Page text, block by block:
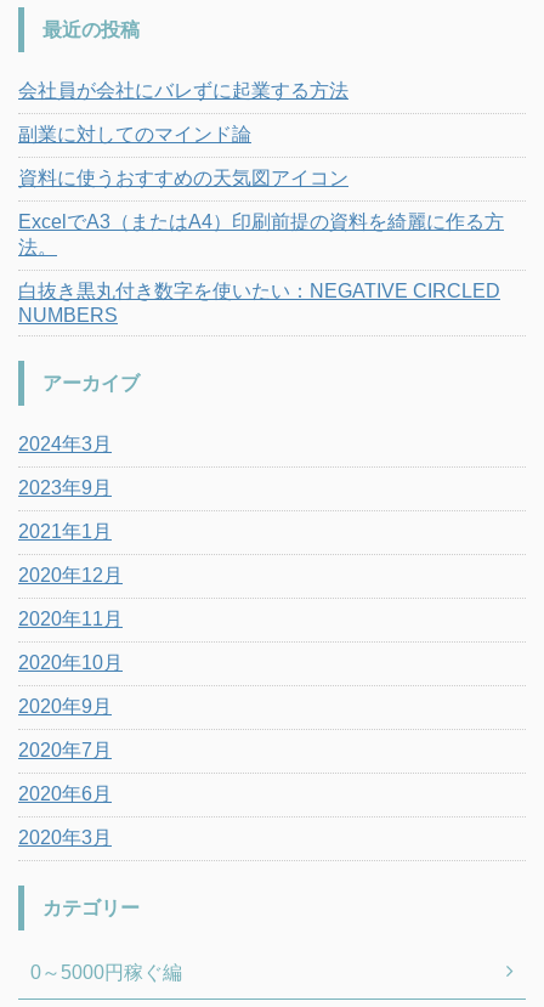
最近の投稿
会社員が会社にバレずに起業する方法
副業に対してのマインド論
資料に使うおすすめの天気図アイコン
ExcelでA3（またはA4）印刷前提の資料を綺麗に作る方
法。
白抜き黒丸付き数字を使いたい：NEGATIVE CIRCLED
NUMBERS
アーカイブ
2024年3月
2023年9月
2021年1月
2020年12月
2020年11月
2020年10月
2020年9月
2020年7月
2020年6月
2020年3月
カテゴリー
0～5000円稼ぐ編